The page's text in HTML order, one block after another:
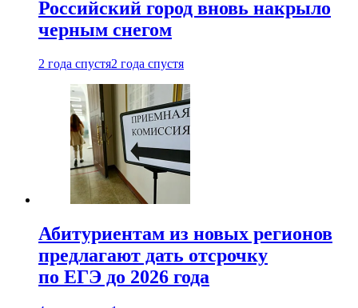
Российский город вновь накрыло
черным снегом
2 года спустя2 года спустя
Абитуриентам из новых регионов
предлагают дать отсрочку
по ЕГЭ до 2026 года